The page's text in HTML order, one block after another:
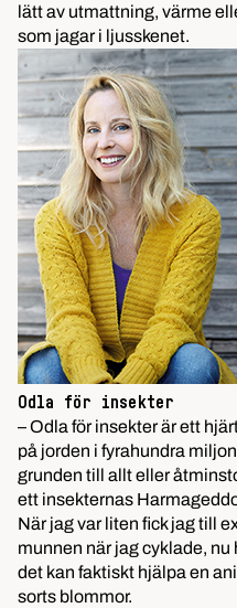
lätt av utmattning, värme
som jagar i ljusskenet.
Odla för insekter
– Odla för insekter är ett
på jorden i fyrahundra
grunden till allt eller
ett insekternas
När jag var liten fick jag till
munnen när jag cyklade,
det kan faktiskt hjälpa en
sorts blommor.